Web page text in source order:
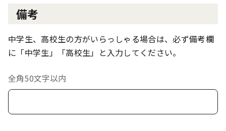
備考
中学生、高校生の方がいらっしゃる場合は、必ず備考欄
に「中学生」「高校生」と入力してください。
全角50文字以内